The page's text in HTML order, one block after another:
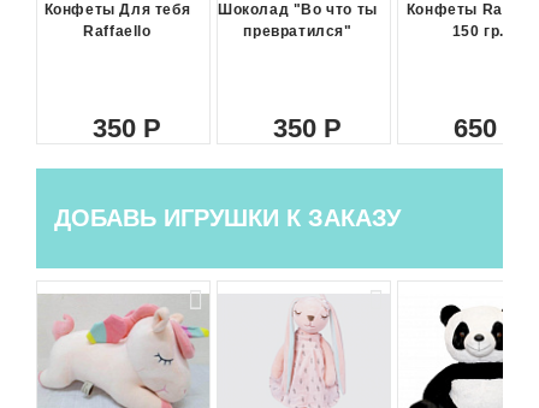
Конфеты Для тебя
Raffaello
350
Шоколад "Во что ты
превратился"
350
Конфеты
150 гр.
650
ДОБАВЬ ИГРУШКИ К ЗАКАЗУ